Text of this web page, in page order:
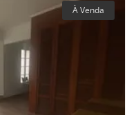
À Venda